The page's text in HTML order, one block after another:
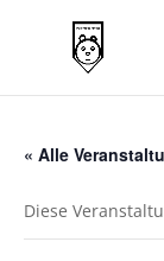
« Alle
Diese